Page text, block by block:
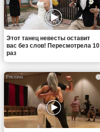
Этот танец невесты оставит
вас без слов! Пересмотрела 10
раз
i